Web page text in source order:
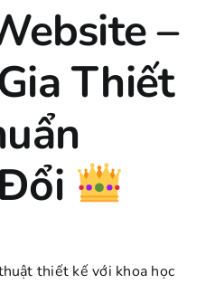
–
Thiết
thiết kế với khoa học